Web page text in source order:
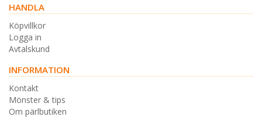
HANDLA
Köpvillkor
Logga in
Avtalskund
INFORMATION
Kontakt
Mönster & tips
Om pärlbutiken